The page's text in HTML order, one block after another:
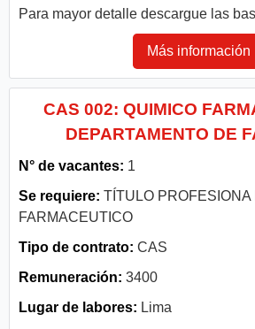
Para mayor detalle descargue las
Más información
CAS 002: QUIMICO
DEPARTAMENTO DE
N° de vacantes: 1
Se requiere: TÍTULO PROFESIONA
FARMACEUTICO
Tipo de contrato: CAS
Remuneración: 3400
Lugar de labores: Lima